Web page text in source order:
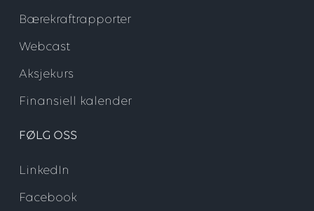
Bærekraftrapporter
Webcast
Aksjekurs
Finansiell kalender
FØLG OSS
LinkedIn
Facebook